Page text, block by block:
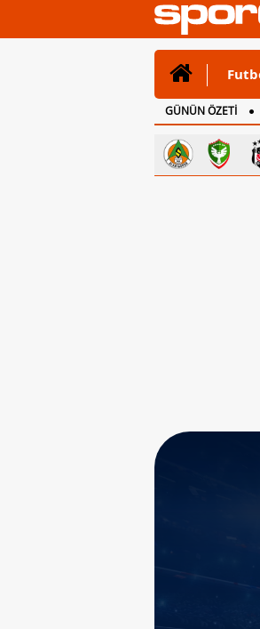
GÜNÜN ÖZETİ
CANLI ANLATIM